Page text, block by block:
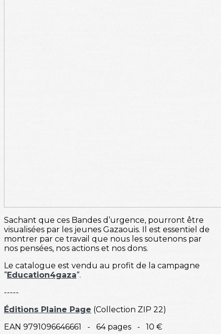
Sachant que ces Bandes d’urgence, pourront être
visualisées par les jeunes Gazaouis. Il est essentiel de
montrer par ce travail que nous les soutenons par
nos pensées, nos actions et nos dons.
Le catalogue est vendu au profit de la campagne
“Education4gaza“.
-----
Éditions Plaine Page (Collection ZIP 22)
EAN 9791096646661 - 64 pages - 10 €